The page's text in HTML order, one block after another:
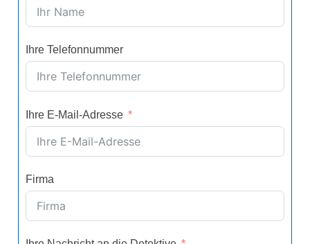
Ihre Telefonnummer
Ihre E-Mail-Adresse
Firma